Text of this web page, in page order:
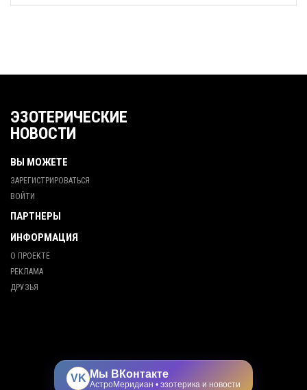
ЭЗОТЕРИЧЕСКИЕ
НОВОСТИ
ВЫ МОЖЕТЕ
ЗАРЕГИСТРИРОВАТЬСЯ
ВОЙТИ
ПАРТНЕРЫ
ИНФОРМАЦИЯ
О ПРОЕКТЕ
РЕКЛАМА
ДРУЗЬЯ
VK Мы ВКонтакте
АстроМеридиан • эзотерика и новости